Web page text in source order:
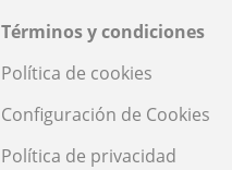
Términos y condiciones
Política de cookies
Configuración de Cookies
Política de privacidad